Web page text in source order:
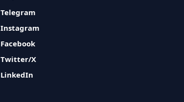
Telegram
Instagram
Facebook
Twitter/X
LinkedIn